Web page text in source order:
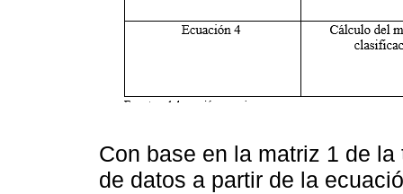
Con base en la matriz 1 de
de datos a partir de la